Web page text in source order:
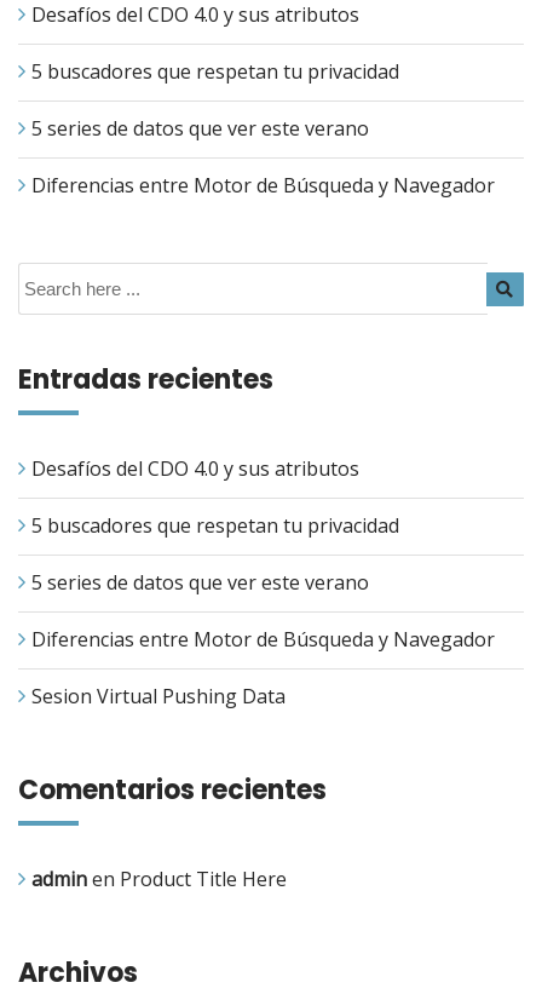
Desafíos del CDO 4.0 y sus atributos
5 buscadores que respetan tu privacidad
5 series de datos que ver este verano
Diferencias entre Motor de Búsqueda y Navegador
Entradas recientes
Desafíos del CDO 4.0 y sus atributos
5 buscadores que respetan tu privacidad
5 series de datos que ver este verano
Diferencias entre Motor de Búsqueda y Navegador
Sesion Virtual Pushing Data
Comentarios recientes
adminen Product Title Here
Archivos